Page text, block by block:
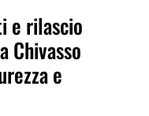
e rilascio
Chivasso
e